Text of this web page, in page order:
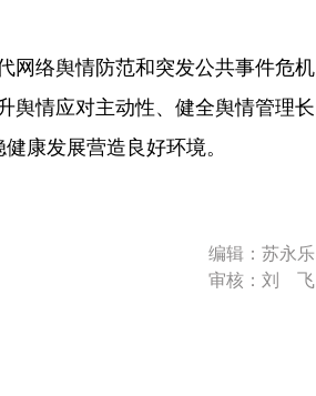
络舆情防范和突发公共事件危机
舆情应对主动性、健全舆情管理长
康发展营造良好环境。
编辑：苏永乐
审核：刘 飞